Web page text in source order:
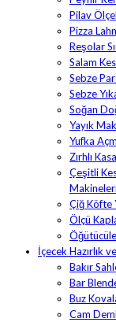
Pilav
Pizza
Reşolar
Salam
Sebze
Sebze
Soğan
Yayık
Yufka
Zırhlı
Çeşitli
Çiğ Köfte
Ölçü
İçecek Hazırlık
Bakır
Bar
Buz
Cam